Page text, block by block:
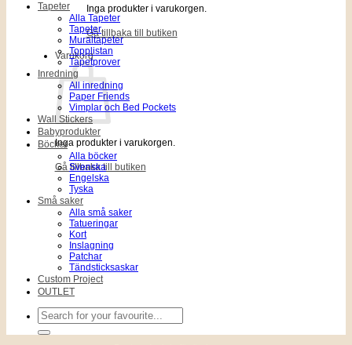
Inga produkter i varukorgen.
Gå tillbaka till butiken
Varukorg
Inga produkter i varukorgen.
Gå tillbaka till butiken
Tapeter
Alla Tapeter
Tapeter
Muraltapeter
Topplistan
Tapetprover
Inredning
All inredning
Paper Friends
Vimplar och Bed Pockets
Wall Stickers
Babyprodukter
Böcker
Alla böcker
Svenska
Engelska
Tyska
Små saker
Alla små saker
Tatueringar
Kort
Inslagning
Patchar
Tändsticksaskar
Custom Project
OUTLET
Sök
efter: